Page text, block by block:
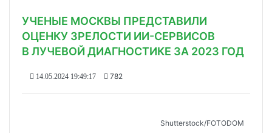
УЧЕНЫЕ МОСКВЫ ПРЕДСТАВИЛИ
ОЦЕНКУ ЗРЕЛОСТИ ИИ-СЕРВИСОВ
В ЛУЧЕВОЙ ДИАГНОСТИКЕ ЗА 2023 ГОД
14.05.2024 19:49:17 782
Shutterstoсk/FOTODOM